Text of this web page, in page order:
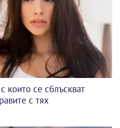
които се сблъскват
с тях